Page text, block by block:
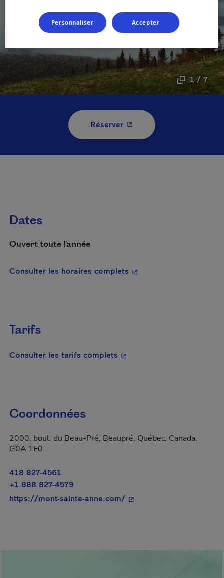
1 / 7
Réserver- Cet hyperlien s'ouvrira
Dates
Ouvert toute l'année
Consulter les horaires complets - Cet hyperlien
Tarifs
Consulter les tarifs complets - Cet hyperlien s'ouvrira
Coordonnées
2000, boul. du Beau-Pré, Beaupré, Québec, Canada,
G0A 1E0
418 827-4561
+1 888 827-4579
https://mont-sainte-anne.com/- Cet hyperlien s'ouvrira
Personnaliser Accepter